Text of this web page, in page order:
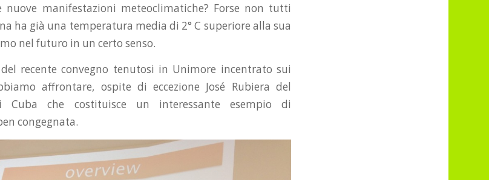
manifestazioni meteoclimatiche? Forse non tutti
ha già una temperatura media di 2° C superiore alla sua
nel futuro in un certo senso.
del recente convegno tenutosi in Unimore incentrato sui
affrontare, ospite di eccezione José Rubiera del
Cuba che costituisce un interessante esempio di
congegnata.